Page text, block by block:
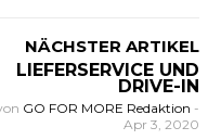
NÄCHSTER ARTIKEL
LIEFERSERVICE UND
DRIVE-IN
GO FOR MORE Redaktion -
Apr 3, 2020